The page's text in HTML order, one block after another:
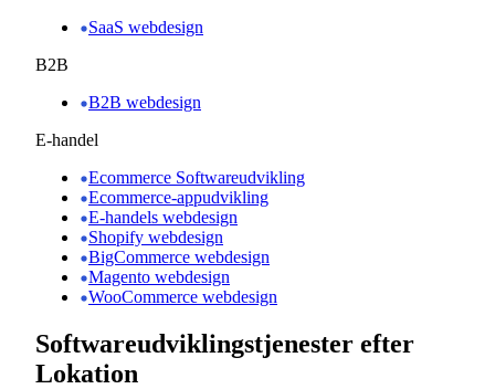
SaaS webdesign
B2B
B2B webdesign
E-handel
Ecommerce Softwareudvikling
Ecommerce-appudvikling
E-handels webdesign
Shopify webdesign
BigCommerce webdesign
Magento webdesign
WooCommerce webdesign
Softwareudviklingstjenester efter
Lokation